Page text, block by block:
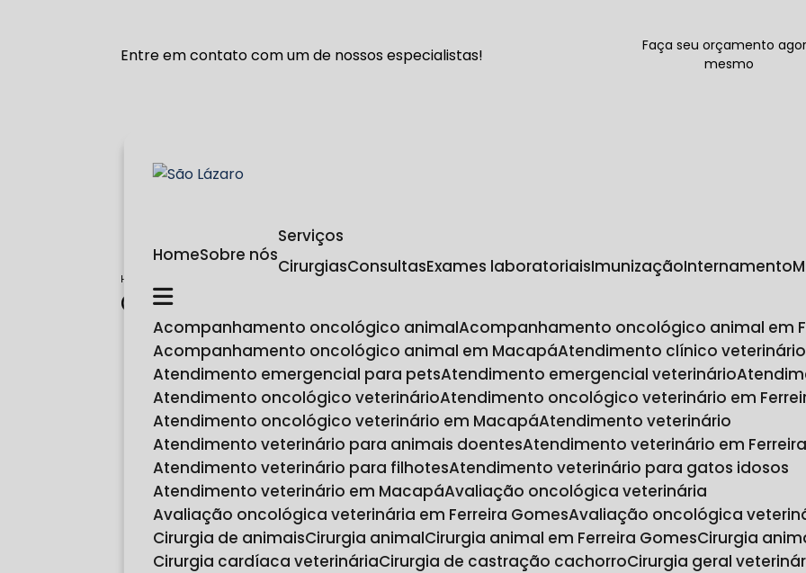
Entre em contato com um de nossos especialistas!
Faça seu orçamento
mesmo
Home Sobre nós
Serviços
Cirurgias Consultas Exames laboratoriais Imunização Internamento
Acompanhamento oncológico animal Acompanhamento oncológico animal em
Acompanhamento oncológico animal em Macapá Atendimento clínico veterinário
Atendimento emergencial para pets Atendimento emergencial veterinário
Atendimento oncológico veterinário Atendimento oncológico veterinário em
Atendimento oncológico veterinário em Macapá Atendimento veterinário
Atendimento veterinário para animais doentes Atendimento veterinário em
Atendimento veterinário para filhotes Atendimento veterinário para gatos idosos
Atendimento veterinário em Macapá Avaliação oncológica veterinária
Avaliação oncológica veterinária em Ferreira Gomes Avaliação oncológica
Cirurgia de animais Cirurgia animal Cirurgia animal em Ferreira Gomes Cirurgia
Cirurgia cardíaca veterinária Cirurgia de castração cachorro Cirurgia geral
Home consulta dermatologia veterinaria
Consulta de dermatologia veterinária